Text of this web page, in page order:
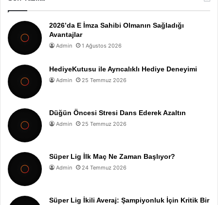
2026’da E İmza Sahibi Olmanın Sağladığı
Avantajlar
Admin 1 Ağustos 2026
HediyeKutusu ile Ayrıcalıklı Hediye Deneyimi
Admin 25 Temmuz 2026
Düğün Öncesi Stresi Dans Ederek Azaltın
Admin 25 Temmuz 2026
Süper Lig İlk Maç Ne Zaman Başlıyor?
Admin 24 Temmuz 2026
Süper Lig İkili Averaj: Şampiyonluk İçin Kritik Bir